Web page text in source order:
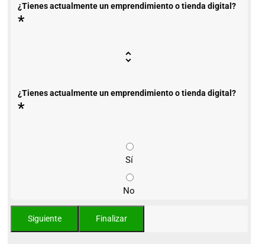
¿Tienes actualmente un emprendimiento o tienda digital?
*
¿Tienes actualmente un emprendimiento o tienda digital?
*
Sí
No